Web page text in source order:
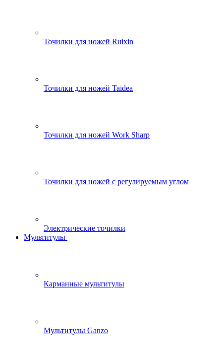
Точилки для ножей Ruixin
Точилки для ножей Taidea
Точилки для ножей Work Sharp
Точилки для ножей с регулируемым углом
Электрические точилки
Мультитулы
Карманные мультитулы
Мультитулы Ganzo